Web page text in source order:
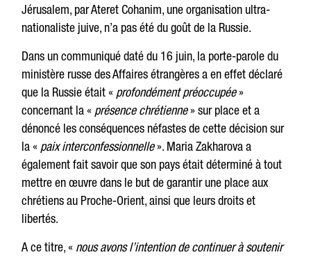
Jérusalem, par Ateret Cohanim, une organisation ultra-
nationaliste juive, n’a pas été du goût de la Russie.
Dans un communiqué daté du 16 juin, la porte-parole du
ministère russe des Affaires étrangères a en effet déclaré
que la Russie était « profondément préoccupée»
concernant la « présence chrétienne» sur place et a
dénoncé les conséquences néfastes de cette décision sur
la « paix interconfessionnelle». Maria Zakharova a
également fait savoir que son pays était déterminé à tout
mettre en œuvre dans le but de garantir une place aux
chrétiens au Proche-Orient, ainsi que leurs droits et
libertés.
A ce titre, « nous avons l’intention de continuer à soutenir